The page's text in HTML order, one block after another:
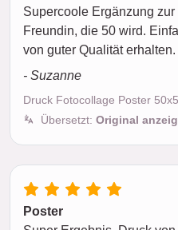
Supercoole Ergänzung
Freundin, die 50 wird.
von guter Qualität
- Suzanne
Druck Fotocollage Poster
Übersetzt: Original
Poster